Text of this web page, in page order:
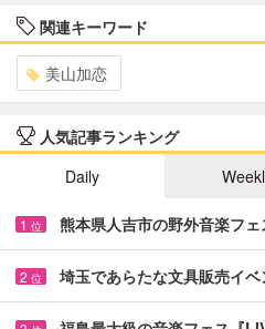
関連キーワード
美山加恋
人気記事ランキング
Daily
1 位 熊本県人吉市の野外音楽フ
2 位 埼玉であらたな文具販売イ